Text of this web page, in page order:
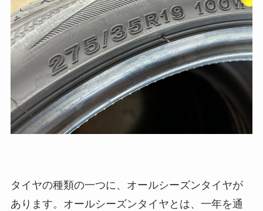
タイヤの種類の一つに、オールシーズンタイヤが
あります。オールシーズンタイヤとは、一年を通